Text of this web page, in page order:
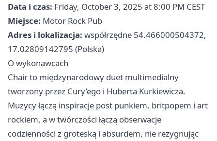
Data i czas: Friday, October 3, 2025 at 8:00 PM CEST
Miejsce: Motor Rock Pub
Adres i lokalizacja: współrzędne 54.466000504372,
17.02809142795 (Polska)
O wykonawcach
Chair to międzynarodowy duet multimedialny
tworzony przez Cury’ego i Huberta Kurkiewicza.
Muzycy łączą inspiracje post punkiem, britpopem i art
rockiem, a w twórczości łączą obserwacje
codzienności z groteską i absurdem, nie rezygnując